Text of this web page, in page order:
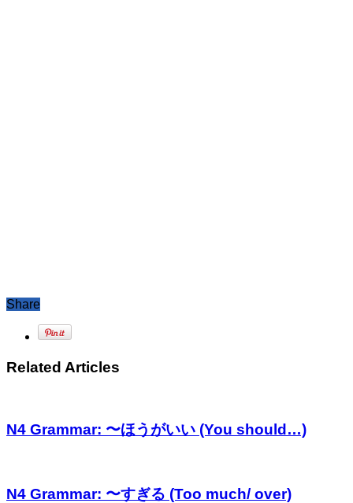
Share
Related Articles
N4 Grammar: 〜ほうがいい (You should…)
N4 Grammar: 〜すぎる (Too much/ over)